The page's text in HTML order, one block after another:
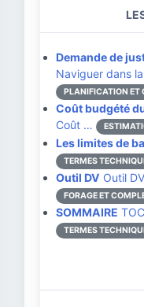
Demande de
Naviguer dans
PLANIFICATION ET
Coût budgété
Coût …
Les limites de
TERMES
Outil DV Outil
FORAGE ET
SOMMAIRE
TERMES